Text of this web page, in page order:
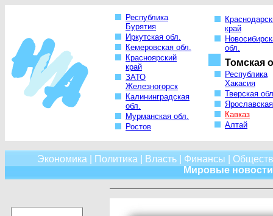
Республика
Бурятия
Иркутская обл.
Кемеровская обл.
Красноярский
край
ЗАТО
Железногорск
Калининградская
обл.
Мурманская обл.
Ростов
край
обл.
Томская
Республика
Хакасия
Тверская
Кавказ
Алтай
Экономика Политика Власть| Финансы
Мировые новости